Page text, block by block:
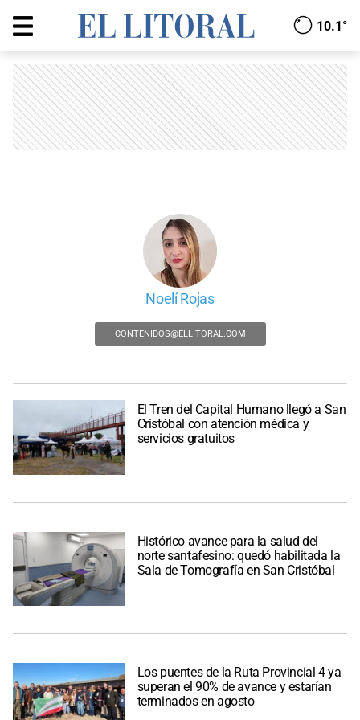
10.1°
Noelí Rojas
CONTENIDOS@ELLITORAL.COM
El Tren del Capital Humano llegó a San
Cristóbal con atención médica y
servicios gratuitos
Histórico avance para la salud del
norte santafesino: quedó habilitada la
Sala de Tomografía en San Cristóbal
Los puentes de la Ruta Provincial 4 ya
superan el 90% de avance y estarían
terminados en agosto